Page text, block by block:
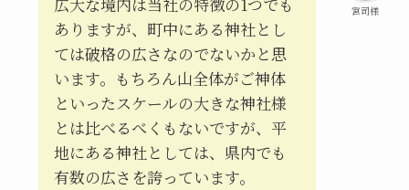
宮司様
ありますが、町中にある神社とし
ては破格の広さなのでないかと思
います。もちろん山全体がご神体
といったスケールの大きな神社様
とは比べるべくもないですが、平
地にある神社としては、県内でも
有数の広さを誇っています。